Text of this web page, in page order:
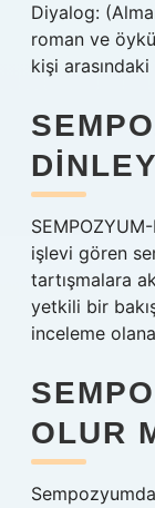
Diyalog:
roman ve
kişi
işlevi gören
tartışmalara
yetkili bir
inceleme
OLUR